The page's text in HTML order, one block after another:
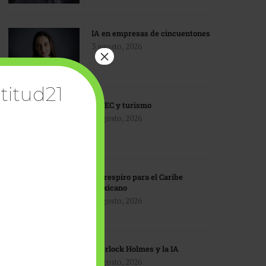
IA en empresas de cincuentones
3 agosto, 2026
TMEC y turismo
3 agosto, 2026
Un respiro para el Caribe
mexicano
3 agosto, 2026
Sherlock Holmes y la IA
3 agosto, 2026
×